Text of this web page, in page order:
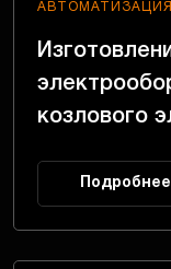
козлового
Подробнее